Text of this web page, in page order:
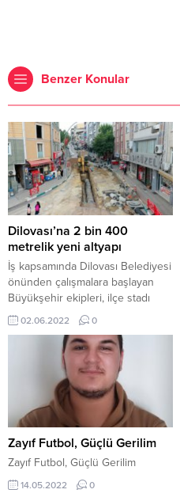
Benzer Konular
Dilovası’na 2 bin 400
metrelik yeni altyapı
İş kapsamında Dilovası Belediyesi
önünden çalışmalara başlayan
Büyükşehir ekipleri, ilçe stadı
olan Nihat Karadaş Stadyumu
dönüşüne yani Bilal Habeşi
Caddesine kadar bin 800’ü
yağmursuyu ve 600 metresi
kanalizasyon olmak üzere
toplamda 2 bin 400 metre altyapı
hattı inşa edecek. PROJENİN
MALİYETİ YAKLAŞIK 11 MİLYON90
gün içerisinde bitirilmesi
hedeflenen projede çalışmalar
sabah...
02.06.2022 0
Zayıf Futbol, Güçlü Gerilim
Zayıf Futbol, Güçlü Gerilim
14.05.2022 0